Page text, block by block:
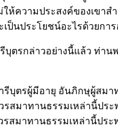
ห้ความประสงค์ของเขาสำ
ป็นประโยชน์อะไรด้วยการ
บุตรกล่าวอย่างนี้แล้ว ท่า
รีบุตรผู้มีอายุ อันภิกษุผู้สม
รสมาทานธรรมเหล่านี้ปร
รสมาทานธรรมเหล่านี้ประ